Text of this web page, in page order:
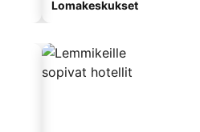
Lomakeskukset